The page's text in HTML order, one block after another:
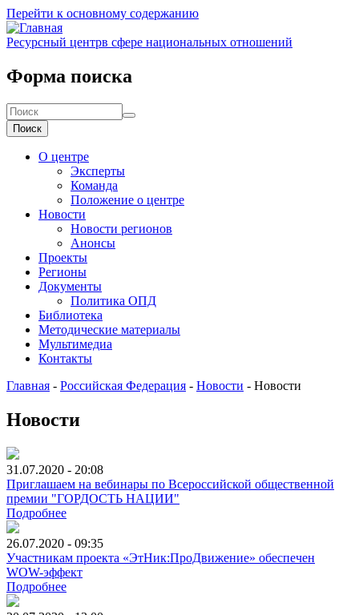
Перейти к основному содержанию
Ресурсный центрв сфере национальных отношений
Форма поиска
Поиск
О центре
Эксперты
Команда
Положение о центре
Новости
Новости регионов
Анонсы
Проекты
Регионы
Документы
Политика ОПД
Библиотека
Методические материалы
Мультимедиа
Контакты
Главная - Российская Федерация - Новости - Новости
Новости
31.07.2020 - 20:08
Приглашаем на вебинары по Всероссийской общественной
премии "ГОРДОСТЬ НАЦИИ"
Подробнее
26.07.2020 - 09:35
Участникам проекта «ЭтНик:ПроДвижение» обеспечен
WOW-эффект
Подробнее